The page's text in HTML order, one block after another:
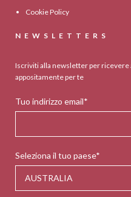
Cookie Policy
NEWSLETTERS
Iscriviti alla newsletter per
appositamente per te
Tuo indirizzo email*
Seleziona il tuo paese*